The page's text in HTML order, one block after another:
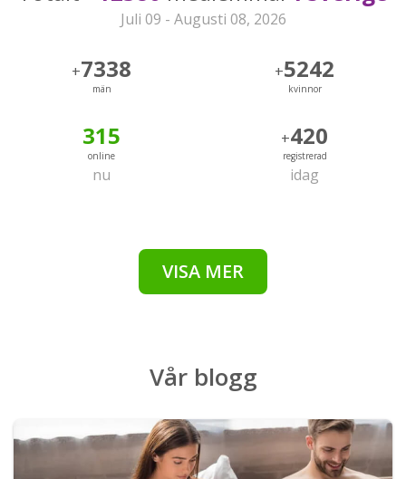
Juli 09 - Augusti 08, 2026
+7338
män
+5242
kvinnor
315
online
nu
+420
registrerad
idag
VISA MER
Vår blogg